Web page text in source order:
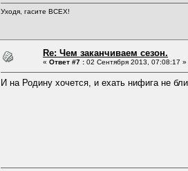
Уходя, гасите ВСЕХ!
Re: Чем заканчиваем сезон.
« Ответ #7 : 02 Сентября 2013, 07:08:17 »
И на Родину хочется, и ехать нифига не